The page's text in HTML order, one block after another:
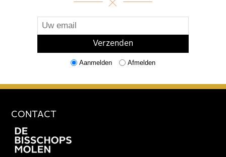
Aanmelden Afmelden
CONTACT